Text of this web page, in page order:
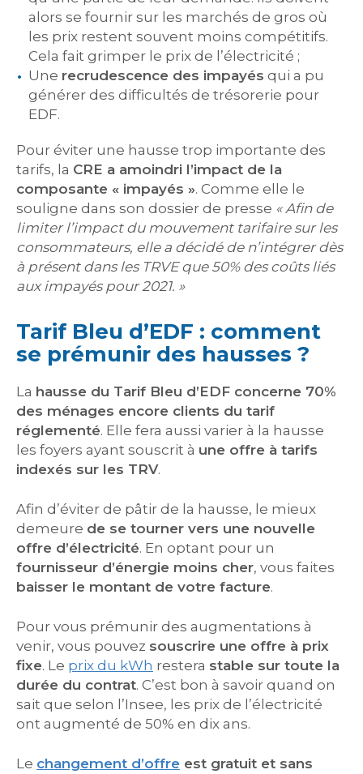
alors se fournir sur les marchés de gros où
les prix restent souvent moins compétitifs.
Cela fait grimper le prix de l’électricité ;
Une recrudescence des impayés qui a pu
générer des difficultés de trésorerie pour
EDF.
Pour éviter une hausse trop importante des
tarifs, la CRE a amoindri l’impact de la
composante « impayés ». Comme elle le
souligne dans son dossier de presse « Afin de
limiter l’impact du mouvement tarifaire sur les
consommateurs, elle a décidé de n’intégrer dès
à présent dans les TRVE que 50% des coûts liés
aux impayés pour 2021. »
Tarif Bleu d’EDF : comment
se prémunir des hausses ?
La hausse du Tarif Bleu d’EDF concerne 70%
des ménages encore clients du tarif
réglementé. Elle fera aussi varier à la hausse
les foyers ayant souscrit à une offre à tarifs
indexés sur les TRV.
Afin d’éviter de pâtir de la hausse, le mieux
demeure de se tourner vers une nouvelle
offre d’électricité. En optant pour un
fournisseur d’énergie moins cher, vous faites
baisser le montant de votre facture.
Pour vous prémunir des augmentations à
venir, vous pouvez souscrire une offre à prix
fixe. Le prix du kWh restera stable sur toute la
durée du contrat. C’est bon à savoir quand on
sait que selon l’Insee, les prix de l’électricité
ont augmenté de 50% en dix ans.
Le changement d’offre est gratuit et sans